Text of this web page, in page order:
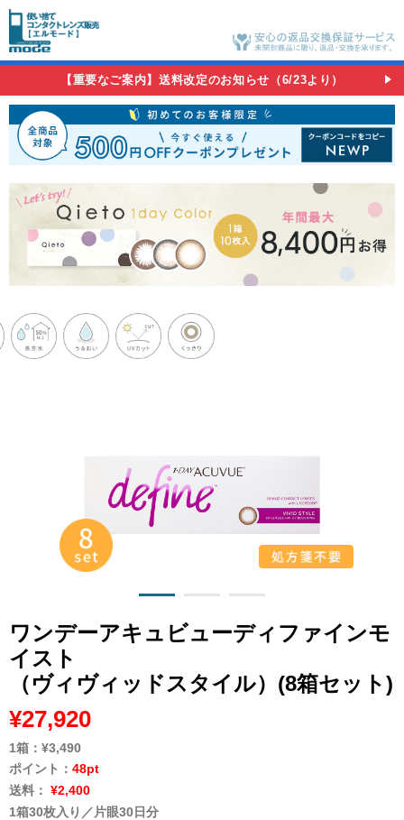
【重要なご案内】送料改定のお知らせ（6/23より）
ワンデーアキュビューディファインモ
イスト
（ヴィヴィッドスタイル）(8箱セット)
¥27,920
1箱： ¥3,490
ポイント： 48pt
送料： ¥2,400
1箱30枚入り／片眼30日分